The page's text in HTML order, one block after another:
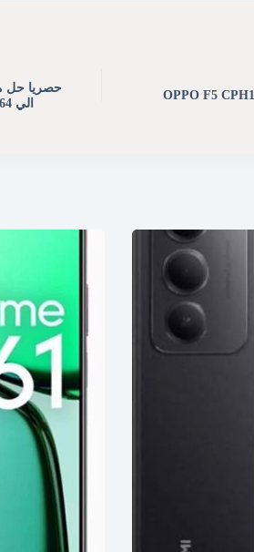
OPPO F5
الي 64 شاومي 13c gale بعد التفليش